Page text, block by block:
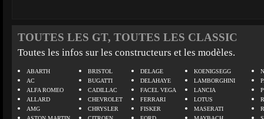
TOUTES LES GT, TOUTES LES CLASSIC
Toutes les infos sur les constructeurs et les modèles.
ABARTH
AC
ALFA ROMEO
ALLARD
AMG
BRISTOL
BUGATTI
CADILLAC
CHEVROLET
CHRYSLER
DELAGE
DELAHAYE
FACEL VEGA
FERRARI
FISKER
KOENIGSEGG
LAMBORGHINI
LANCIA
LOTUS
MASERATI